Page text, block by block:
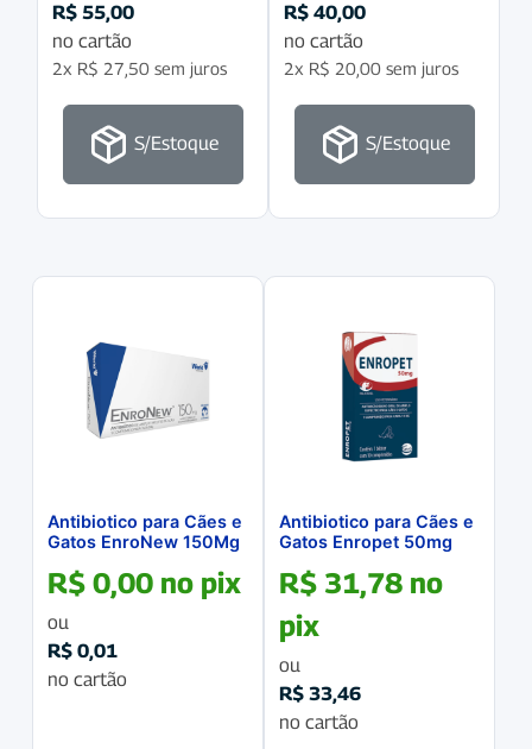
R$ 55,00
no cartão
2x R$ 27,50 sem juros
S/Estoque
R$ 40,00
no cartão
2x R$ 20,00 sem juros
S/Estoque
Antibiotico para Cães e
Gatos EnroNew 150Mg
R$ 0,00 no pix
ou
R$ 0,01
no cartão
Antibiotico para Cães e
Gatos Enropet 50mg
R$ 31,78 no
pix
ou
R$ 33,46
no cartão